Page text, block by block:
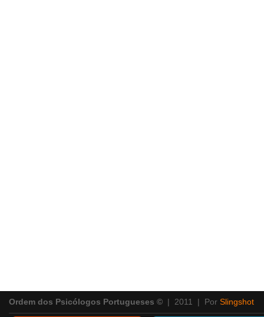
Ordem dos Psicólogos Portugueses © | 2011 | Por Slingshot